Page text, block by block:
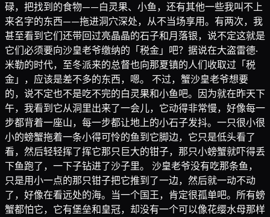
碌，把找到的食物——白灵果、小鱼，还有其他一些我叫不上
来名字的东西——拖进洞穴深处，从不当场享用。有两次，我
甚至看到它们还带回过亮晶晶的石子和月落银，说不定这就是
它们必须要向沙皇老爷缴纳的「税金」吧？据说在大盗雷德·
米勒的时代，至冬派来的总督也向那夏镇的人们收取过「税
金」，应该是差不多的东西，嗯。 不过，蟹沙皇老爷想要
的，说不定也不是吃不完的白灵果和小鱼吧。因为就在昨天下
午，我看到它从洞里出来了一会儿，它动得非常慢，好像每一
步都背着一座山，每一步都让地上的小石子发抖。一只很小很
小的螃蟹拖着一条小得可怜的鱼到它脚边，它只是低头看了
看，然后轻轻挥了挥它那只巨大的钳子，那只小螃蟹就吓得丢
下鱼跑了，一下子钻进了沙子里。 沙皇老爷没有吃那条鱼，
只是用小一点的那只钳子把它推到了一边，然后就一动不动
了，好像在看远处的海。当一个国王，肯定很孤单吧。所有螃
蟹都怕它，它有堡垒和皇冠，却没有一个可以像花缨水母那样